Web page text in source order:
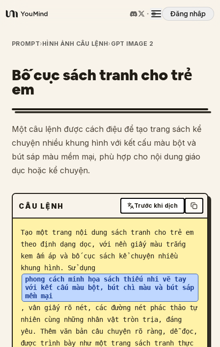
YouMind
Đăng nhập
Tổng quan
Các trường hợp sử dụng
Kỹ năng
Lời nhắc
Giá cả
Tải xuống
Blog
Cập nhật
PROMPT›HÌNH ẢNH CÂU LỆNH› GPT IMAGE 2
Bố cục sách tranh cho trẻ
em
Một câu lệnh được cách điệu để tạo trang sách kể
chuyện nhiều khung hình với kết cấu màu bột và
bút sáp màu mềm mại, phù hợp cho nội dung giáo
dục hoặc kể chuyện.
CÂU LỆNH Trước khi dịch
Tạo một trang nội dung sách tranh cho trẻ em
theo định dạng dọc, với nền giấy màu trắng
kem ấm áp và bố cục sách kể chuyện nhiều
khung hình. Sử dụng
phong cách minh họa sách thiếu nhi vẽ tay
với kết cấu màu bột, bút chì màu và bút sáp
mềm mại
, vân giấy rõ nét, các đường nét phác thảo tự
nhiên cùng những nhân vật tròn trịa, đáng
yêu. Thêm văn bản câu chuyện rõ ràng, dễ đọc,
được trình bày như một trang sách tranh thực